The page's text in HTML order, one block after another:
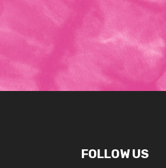
FOLLOW US